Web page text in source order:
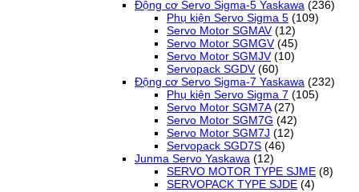
Động cơ Servo Sigma-5 Yaskawa (236)
Phụ kiện Servo Sigma 5 (109)
Servo Motor SGMAV (12)
Servo Motor SGMGV (45)
Servo Motor SGMJV (10)
Servopack SGDV (60)
Động cơ Servo Sigma-7 Yaskawa (232)
Phụ kiện Servo Sigma 7 (105)
Servo Motor SGM7A (27)
Servo Motor SGM7G (42)
Servo Motor SGM7J (12)
Servopack SGD7S (46)
Junma Servo Yaskawa (12)
SERVO MOTOR TYPE SJME (8)
SERVOPACK TYPE SJDE (4)